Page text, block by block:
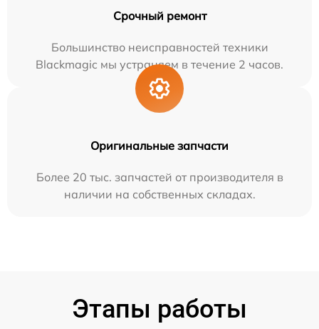
Срочный ремонт
Большинство неисправностей техники
Blackmagic мы устраняем в течение 2 часов.
Оригинальные запчасти
Более 20 тыс. запчастей от производителя в
наличии на собственных складах.
Этапы работы